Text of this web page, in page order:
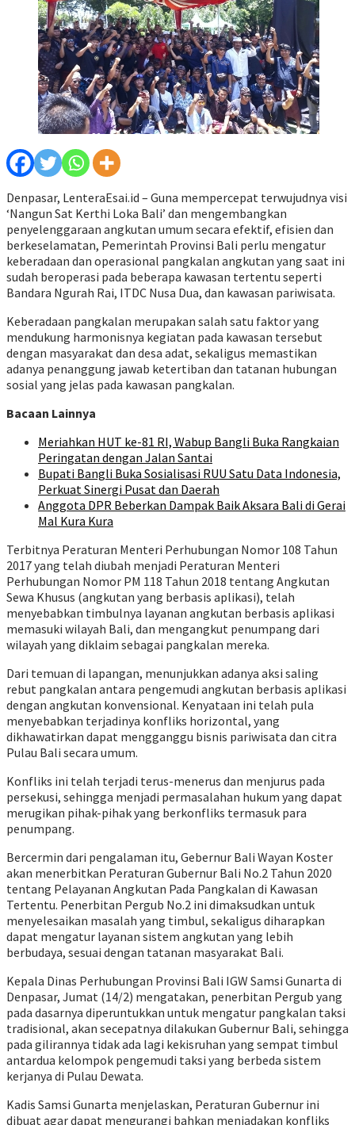
Denpasar, LenteraEsai.id – Guna mempercepat terwujudnya visi
‘Nangun Sat Kerthi Loka Bali’ dan mengembangkan
penyelenggaraan angkutan umum secara efektif, efisien dan
berkeselamatan, Pemerintah Provinsi Bali perlu mengatur
keberadaan dan operasional pangkalan angkutan yang saat ini
sudah beroperasi pada beberapa kawasan tertentu seperti
Bandara Ngurah Rai, ITDC Nusa Dua, dan kawasan pariwisata.
Keberadaan pangkalan merupakan salah satu faktor yang
mendukung harmonisnya kegiatan pada kawasan tersebut
dengan masyarakat dan desa adat, sekaligus memastikan
adanya penanggung jawab ketertiban dan tatanan hubungan
sosial yang jelas pada kawasan pangkalan.
Bacaan Lainnya
Meriahkan HUT ke-81 RI, Wabup Bangli Buka Rangkaian
Peringatan dengan Jalan Santai
Bupati Bangli Buka Sosialisasi RUU Satu Data Indonesia,
Perkuat Sinergi Pusat dan Daerah
Anggota DPR Beberkan Dampak Baik Aksara Bali di Gerai
Mal Kura Kura
Terbitnya Peraturan Menteri Perhubungan Nomor 108 Tahun
2017 yang telah diubah menjadi Peraturan Menteri
Perhubungan Nomor PM 118 Tahun 2018 tentang Angkutan
Sewa Khusus (angkutan yang berbasis aplikasi), telah
menyebabkan timbulnya layanan angkutan berbasis aplikasi
memasuki wilayah Bali, dan mengangkut penumpang dari
wilayah yang diklaim sebagai pangkalan mereka.
Dari temuan di lapangan, menunjukkan adanya aksi saling
rebut pangkalan antara pengemudi angkutan berbasis aplikasi
dengan angkutan konvensional. Kenyataan ini telah pula
menyebabkan terjadinya konfliks horizontal, yang
dikhawatirkan dapat mengganggu bisnis pariwisata dan citra
Pulau Bali secara umum.
Konfliks ini telah terjadi terus-menerus dan menjurus pada
persekusi, sehingga menjadi permasalahan hukum yang dapat
merugikan pihak-pihak yang berkonfliks termasuk para
penumpang.
Bercermin dari pengalaman itu, Gebernur Bali Wayan Koster
akan menerbitkan Peraturan Gubernur Bali No.2 Tahun 2020
tentang Pelayanan Angkutan Pada Pangkalan di Kawasan
Tertentu. Penerbitan Pergub No.2 ini dimaksudkan untuk
menyelesaikan masalah yang timbul, sekaligus diharapkan
dapat mengatur layanan sistem angkutan yang lebih
berbudaya, sesuai dengan tatanan masyarakat Bali.
Kepala Dinas Perhubungan Provinsi Bali IGW Samsi Gunarta di
Denpasar, Jumat (14/2) mengatakan, penerbitan Pergub yang
pada dasarnya diperuntukkan untuk mengatur pangkalan taksi
tradisional, akan secepatnya dilakukan Gubernur Bali, sehingga
pada gilirannya tidak ada lagi kekisruhan yang sempat timbul
antardua kelompok pengemudi taksi yang berbeda sistem
kerjanya di Pulau Dewata.
Kadis Samsi Gunarta menjelaskan, Peraturan Gubernur ini
dibuat agar dapat mengurangi bahkan meniadakan konfliks